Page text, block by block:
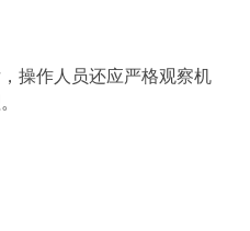
操作人员还应严格观察机